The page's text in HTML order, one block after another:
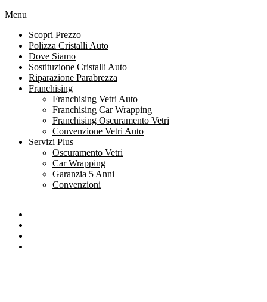
Menu
Scopri Prezzo
Polizza Cristalli Auto
Dove Siamo
Sostituzione Cristalli Auto
Riparazione Parabrezza
Franchising
Franchising Vetri Auto
Franchising Car Wrapping
Franchising Oscuramento Vetri
Convenzione Vetri Auto
Servizi Plus
Oscuramento Vetri
Car Wrapping
Garanzia 5 Anni
Convenzioni